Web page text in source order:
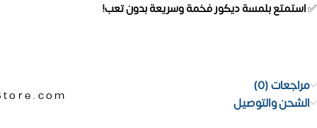
✅استمتع بلمسة ديكور فخمة وسريعة بدون تعب!
مراجعات (0)
الشحن والتوصيل